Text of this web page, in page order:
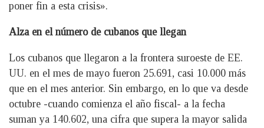
poner fin a esta crisis».
Alza en el número de cubanos que llegan
Los cubanos que llegaron a la frontera suroeste de EE.
UU. en el mes de mayo fueron 25.691, casi 10.000 más
que en el mes anterior. Sin embargo, en lo que va desde
octubre -cuando comienza el año fiscal- a la fecha
suman ya 140.602, una cifra que supera la mayor salida